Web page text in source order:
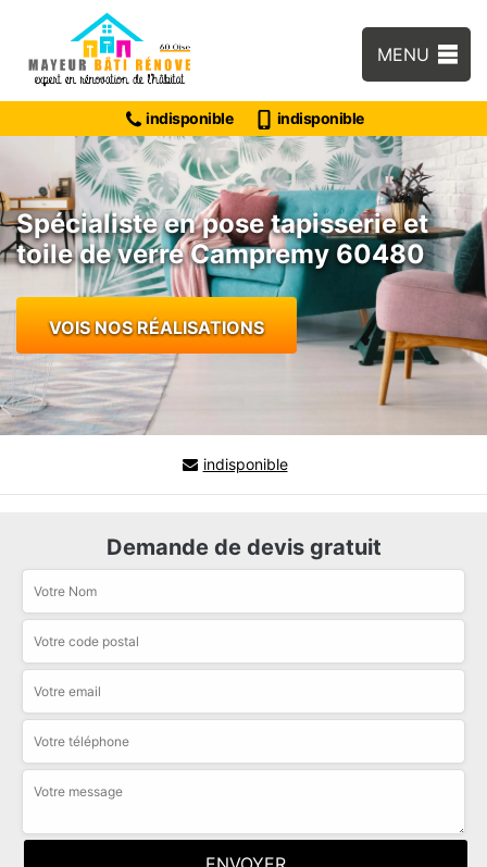
MENU
indisponible indisponible
Spécialiste en pose tapisserie et
toile de verre Campremy 60480
VOIS NOS RÉALISATIONS
indisponible
Demande de devis gratuit